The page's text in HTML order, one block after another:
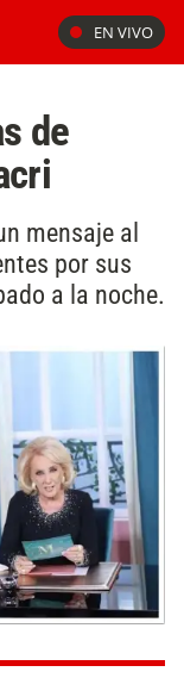
EN VIVO
de
mensaje al
por sus
a la noche.